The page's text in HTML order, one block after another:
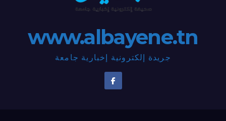
www.albayene.tn
جريدة إلكترونية إخبارية جامعة